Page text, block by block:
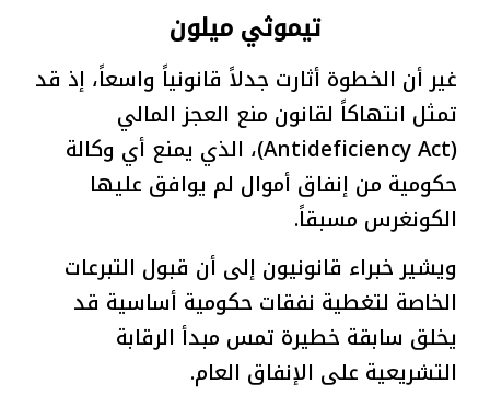
تيموثي ميلون
غير أن الخطوة أثارت جدلاً قانونياً واسعاً، إذ قد
تمثل انتهاكاً لقانون منع العجز المالي
(Antideficiency Act)، الذي يمنع أي وكالة
حكومية من إنفاق أموال لم يوافق عليها
الكونغرس مسبقاً.
ويشير خبراء قانونيون إلى أن قبول التبرعات
الخاصة لتغطية نفقات حكومية أساسية قد
يخلق سابقة خطيرة تمس مبدأ الرقابة
التشريعية على الإنفاق العام.